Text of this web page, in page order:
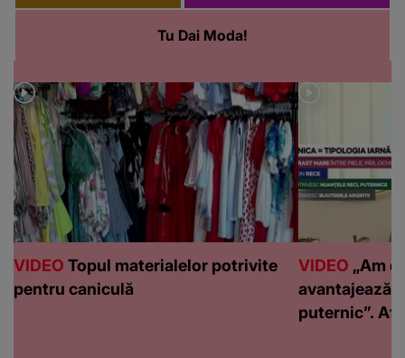
Tu Dai Moda!
VIDEO Topul materialelor potrivite
pentru caniculă
VIDEO „Am
avantajează
puternic”.